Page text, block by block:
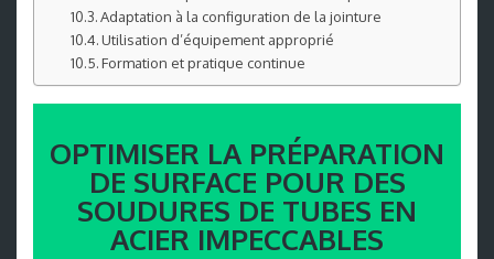
Adaptation à la configuration de la jointure
Utilisation d’équipement approprié
Formation et pratique continue
OPTIMISER LA PRÉPARATION
DE SURFACE POUR DES
SOUDURES DE TUBES EN
ACIER IMPECCABLES